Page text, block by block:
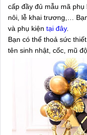
cấp đầy đủ mẫu mã
nôi, lễ khai trương,…
và phụ kiện tại đây.
Bạn có thể thoả sức
tên sinh nhật, cốc, mũ